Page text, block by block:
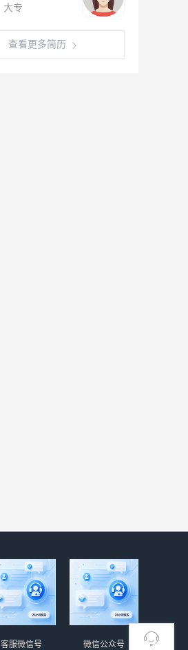
大专
查看更多简历
微信公众号
客服微信号